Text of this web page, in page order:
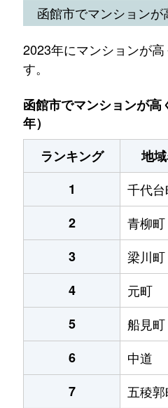
函館市でマンション
2023年にマンションが
す。
函館市でマンションが高
年）
ランキング
地
1
千代
2
青柳町
3
梁川町
4
元町
5
船見町
6
中道
7
五稜